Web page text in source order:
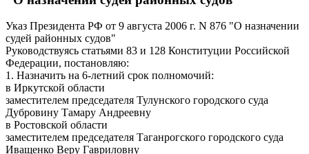
Указ Президента РФ от 9 августа 2006 г. N 876 "О назначении
судей районных судов"
Руководствуясь статьями 83 и 128 Конституции Российской
Федерации, постановляю:
1. Назначить на 6-летний срок полномочий:
в Иркутской области
заместителем председателя Тулунского городского суда
Дубровину Тамару Андреевну
в Ростовской области
заместителем председателя Таганрогского городского суда
Иващенко Веру Гавриловну